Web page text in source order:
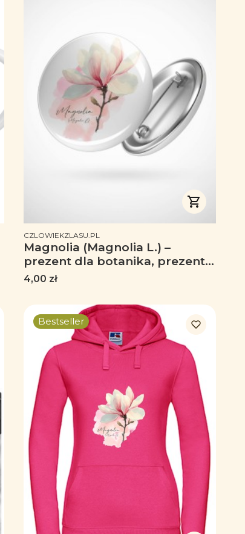
PRODUCENT
CZLOWIEKZLASU.PL
Magnolia (Magnolia L.) –
prezent dla botanika, prezent
dla florysty, miłośnika roślin -
Cena
4,00 zł
Bestseller